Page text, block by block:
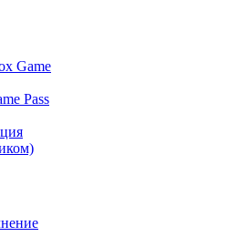
Game
Pass